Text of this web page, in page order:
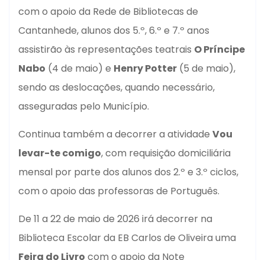
com o apoio da Rede de Bibliotecas de
Cantanhede, alunos dos 5.º, 6.º e 7.º anos
assistirão às representações teatrais O Príncipe
Nabo (4 de maio) e Henry Potter (5 de maio),
sendo as deslocações, quando necessário,
asseguradas pelo Município.
Continua também a decorrer a atividade Vou
levar-te comigo, com requisição domiciliária
mensal por parte dos alunos dos 2.º e 3.º ciclos,
com o apoio das professoras de Português.
De 11 a 22 de maio de 2026 irá decorrer na
Biblioteca Escolar da EB Carlos de Oliveira uma
Feira do Livro com o apoio da Note